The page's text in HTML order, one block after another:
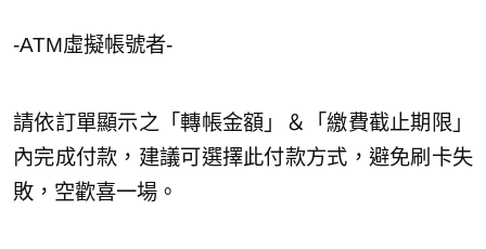
-ATM虛擬帳號者-
請依訂單顯示之「轉帳⾦額」＆「繳費截⽌期限」
內完成付款，建議可選擇此付款方式，避免刷卡失
敗，空歡喜一場。